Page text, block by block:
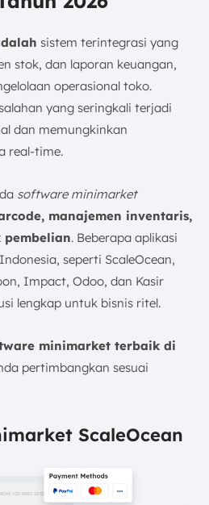
sistem terintegrasi yang
stok, dan laporan keuangan,
operasional toko.
yang seringkali terjadi
dan memungkinkan
real-time.
software minimarket
manajemen inventaris,
pembelian. Beberapa aplikasi
seperti ScaleOcean,
Impact, Odoo, dan Kasir
lengkap untuk bisnis ritel.
minimarket terbaik di
pertimbangkan sesuai
ScaleOcean